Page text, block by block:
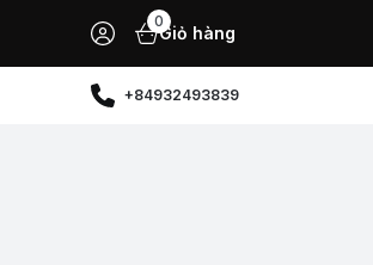
0
Giỏ hàng
+84932493839